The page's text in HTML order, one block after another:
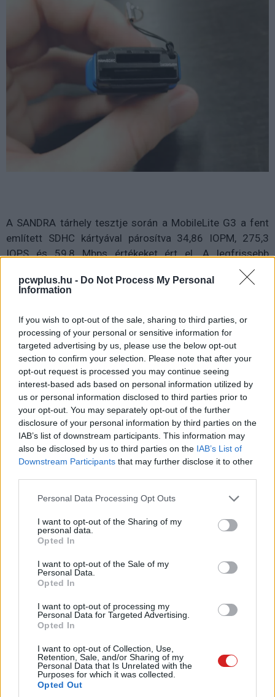
pcwplus.hu - Do Not Process My Personal
Information
If you wish to opt-out of the sale, sharing to third parties, or
processing of your personal or sensitive information for
targeted advertising by us, please use the below opt-out
section to confirm your selection. Please note that after your
opt-out request is processed you may continue seeing
interest-based ads based on personal information utilized by
us or personal information disclosed to third parties prior to
your opt-out. You may separately opt-out of the further
disclosure of your personal information by third parties on the
IAB’s list of downstream participants. This information may
also be disclosed by us to third parties on the IAB’s List of
Downstream Participants that may further disclose it to other
Please note that this website/app uses one or more Google
not limited to your visit or usage behaviour. You may click to
grant or deny consent to Google and its third-party tags to
use your data for below specified purposes in below Google
consent section.
Personal Data Processing Opt Outs
I want to opt-out of the Sharing of my
personal data.
Opted In
I want to opt-out of the Sale of my
Personal Data.
Opted In
I want to opt-out of processing my
Personal Data for Targeted Advertising.
Opted In
I want to opt-out of Collection, Use,
Retention, Sale, and/or Sharing of my
Personal Data that Is Unrelated with the
Purposes for which it was collected.
Opted Out
A SANDRA tárhely tesztje során a MobileLite G3 a fent
említett SDHC kártyával párosítva 34,86 IOPM, 275,3
IOPS és 59,8 Mbps értékeket ért el. A legfrissebb
) ehhez
képest persze sokkal jobban muzsikál (65,13 IOPM,
sose leszünk képesek beolvastatni.
Az AIDA64 mérései pontosabb képet adtak az olvasó
sebességéről. A MobileLite G3 1 MB-os blokkonkénti
lineáris olvasási sebessége (Begin, Middle, End) 60,7
MB/s volt, a véletlenszerű olvasási sebessége 63,8 MB/s
körül alakult. Az átlag 1,14 ms elérési idővel rendelkező
eszköz Buffer olvasási sebesség kissé gyengébb volt
(55,8 MB/s), de általánosságban egy kártyaolvasó
esetében ez nagyon is jó eredmény.